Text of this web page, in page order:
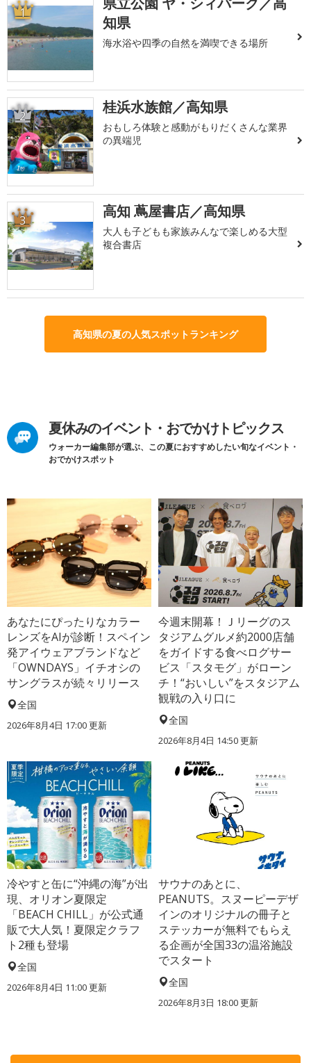
1
知県
海水浴や四季の自然を満喫できる場所
2 桂浜水族館／高知県
おもしろ体験と感動がもりだくさんな業界
の異端児
3 高知 蔦屋書店／高知県
大人も子どもも家族みんなで楽しめる大型
複合書店
高知県の夏の人気スポットランキング
夏休みのイベント・おでかけトピックス
ウォーカー編集部が選ぶ、この夏におすすめしたい旬なイベント・
おでかけスポット
あなたにぴったりなカラー
レンズをAIが診断！スペイン
発アイウェアブランドなど
「OWNDAYS」イチオシの
サングラスが続々リリース
全国
2026年8月4日 17:00更新
今週末開幕！Ｊリーグのス
タジアムグルメ約2000店舗
をガイドする食べログサー
ビス「スタモグ」がローン
チ！“おいしい”をスタジアム
観戦の入り口に
全国
2026年8月4日 14:50更新
冷やすと缶に“沖縄の海”が出
現、オリオン夏限定
「BEACH CHILL」が公式通
販で大人気！夏限定クラフ
ト2種も登場
全国
2026年8月4日 11:00更新
サウナのあとに、
PEANUTS。スヌーピーデザ
インのオリジナルの冊子と
ステッカーが無料でもらえ
る企画が全国33の温浴施設
でスタート
全国
2026年8月3日 18:00更新